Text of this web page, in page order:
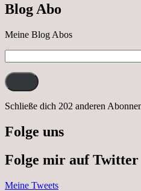
Blog Abo
Meine Blog Abos
Mail-
Adresse:
Schließe dich 202 anderen
Folge uns
Folge mir auf Twitter
Meine Tweets